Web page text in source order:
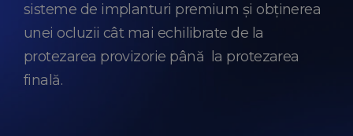
sisteme de implanturi premium și obținerea
unei ocluzii cât mai echilibrate de la
protezarea provizorie până la protezarea
finală.